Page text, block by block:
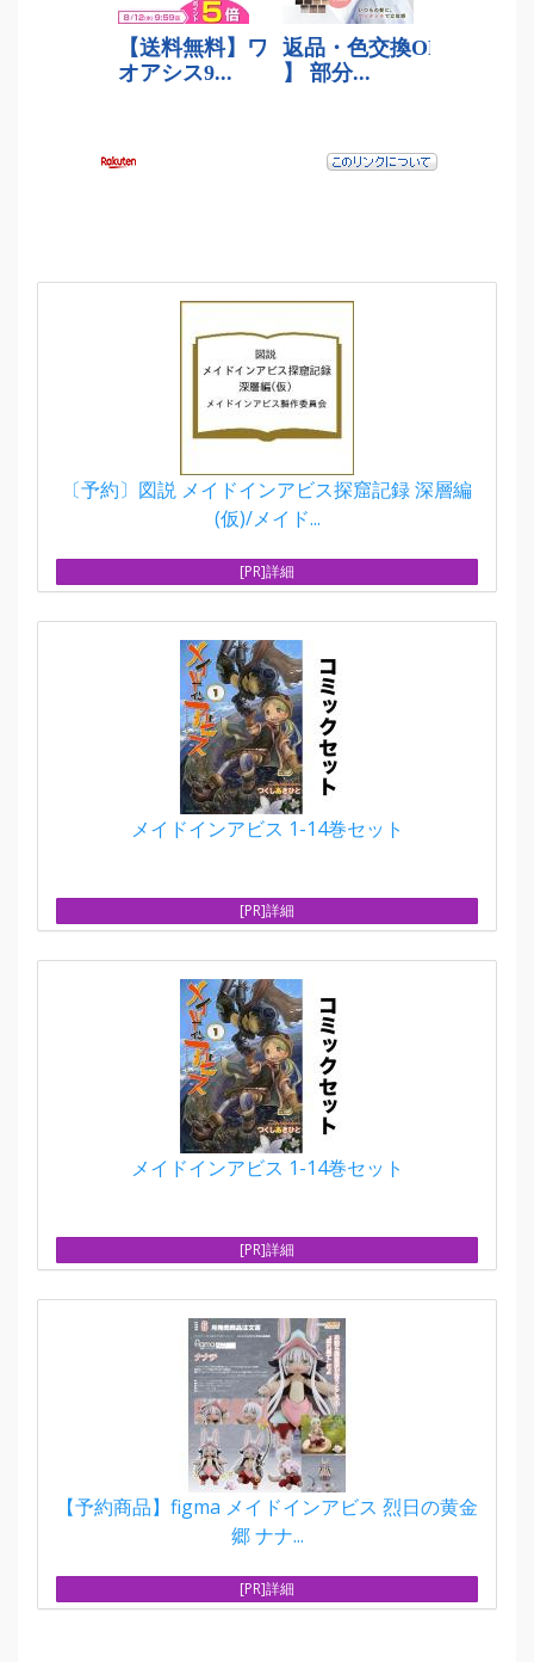
〔予約〕図説 メイドインアビス探窟記録 深層編
(仮)/メイド...
[PR]詳細
メイドインアビス 1-14巻セット
[PR]詳細
メイドインアビス 1-14巻セット
[PR]詳細
【予約商品】figma メイドインアビス 烈日の黄金
郷 ナナ...
[PR]詳細